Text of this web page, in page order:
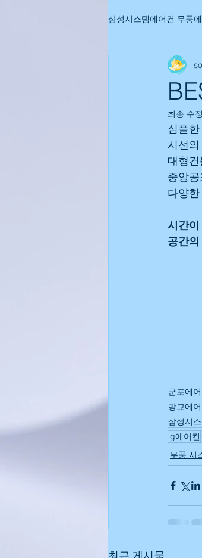
삼성시스템에어컨 무풍
수원에어컨설치 |
군포에어컨설치|
안양에어컨설치|
광교 에어컨 설치
최종 수
심플
시선
대형
중앙
다양
시간
공간
군포에
광교에
삼성시
lg에어컨
무풍 시